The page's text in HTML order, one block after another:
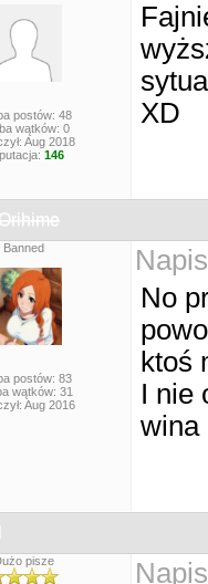
postów: 48
wątków: 0
Aug 2018
146
XD
Banned
postów: 83
wątków: 31
Aug 2016
No
ktoś
I nie
wina
pisze